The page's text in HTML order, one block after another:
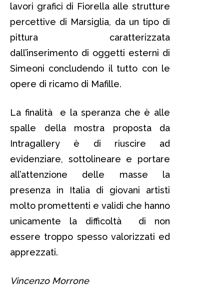
lavori grafici di Fiorella alle strutture
percettive di Marsiglia, da un tipo di
pittura caratterizzata
dall’inserimento di oggetti esterni di
Simeoni concludendo il tutto con le
opere di ricamo di Mafille.
La finalità e la speranza che è alle
spalle della mostra proposta da
Intragallery è di riuscire ad
evidenziare, sottolineare e portare
all’attenzione delle masse la
presenza in Italia di giovani artisti
molto promettenti e validi che hanno
unicamente la difficoltà di non
essere troppo spesso valorizzati ed
apprezzati.
Vincenzo Morrone